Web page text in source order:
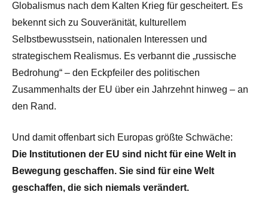
Globalismus nach dem Kalten Krieg für gescheitert. Es
bekennt sich zu Souveränität, kulturellem
Selbstbewusstsein, nationalen Interessen und
strategischem Realismus. Es verbannt die „russische
Bedrohung“ – den Eckpfeiler des politischen
Zusammenhalts der EU über ein Jahrzehnt hinweg – an
den Rand.
Und damit offenbart sich Europas größte Schwäche:
Die Institutionen der EU sind nicht für eine Welt in
Bewegung geschaffen. Sie sind für eine Welt
geschaffen, die sich niemals verändert.